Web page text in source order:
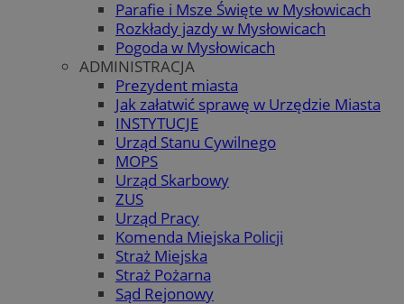
Parafie i Msze Święte w Mysłowicach
Rozkłady jazdy w Mysłowicach
Pogoda w Mysłowicach
ADMINISTRACJA
Prezydent miasta
Jak załatwić sprawę w Urzędzie Miasta
INSTYTUCJE
Urząd Stanu Cywilnego
MOPS
Urząd Skarbowy
ZUS
Urząd Pracy
Komenda Miejska Policji
Straż Miejska
Straż Pożarna
Sąd Rejonowy